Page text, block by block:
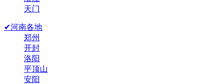
天门
✔河南各地
郑州
开封
洛阳
平顶山
安阳